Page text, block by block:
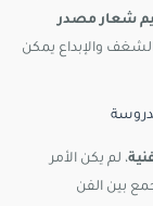
شعار مصدر
والإبداع يمكن
، لم يكن الأمر
بين الفن